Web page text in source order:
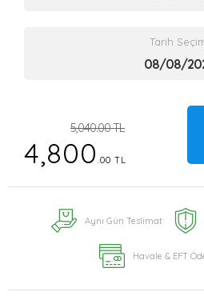
Tarih
5,040.00 TL
4,800 .00 TL
Aynı Gün Teslimat
Havale & EFT